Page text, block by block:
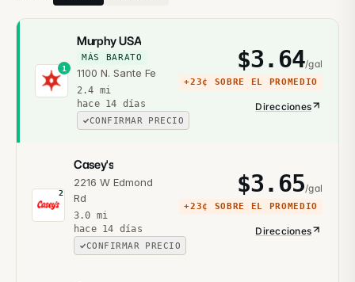
1
Murphy USA
MÁS BARATO
1100 N. Sante Fe
2.4 mi
hace 14 días
CONFIRMAR PRECIO
$3.64/gal
+23¢ SOBRE EL PROMEDIO
Direcciones
2
Casey's
2216 W Edmond
Rd
3.0 mi
hace 14 días
CONFIRMAR PRECIO
$3.65/gal
+23¢ SOBRE EL PROMEDIO
Direcciones